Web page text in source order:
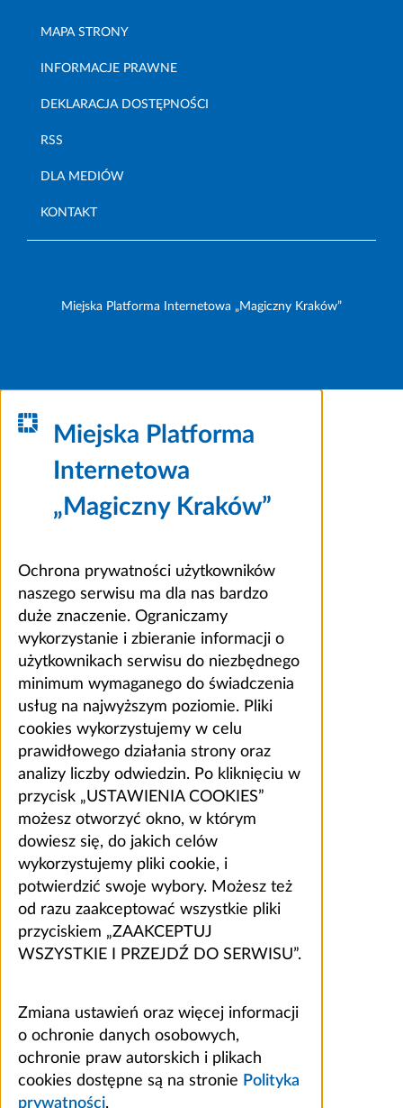
MAPA STRONY
INFORMACJE PRAWNE
DEKLARACJA DOSTĘPNOŚCI
RSS
DLA MEDIÓW
KONTAKT
Miejska Platforma Internetowa „Magiczny Kraków”
Miejska Platforma
Internetowa
„Magiczny Kraków”
Ochrona prywatności użytkowników
naszego serwisu ma dla nas bardzo
duże znaczenie. Ograniczamy
wykorzystanie i zbieranie informacji o
użytkownikach serwisu do niezbędnego
minimum wymaganego do świadczenia
usług na najwyższym poziomie. Pliki
cookies wykorzystujemy w celu
prawidłowego działania strony oraz
analizy liczby odwiedzin. Po kliknięciu w
przycisk „USTAWIENIA COOKIES”
możesz otworzyć okno, w którym
dowiesz się, do jakich celów
wykorzystujemy pliki cookie, i
potwierdzić swoje wybory. Możesz też
od razu zaakceptować wszystkie pliki
przyciskiem „ZAAKCEPTUJ
WSZYSTKIE I PRZEJDŹ DO SERWISU”.
Zmiana ustawień oraz więcej informacji
o ochronie danych osobowych,
ochronie praw autorskich i plikach
cookies dostępne są na stronie Polityka
prywatności.